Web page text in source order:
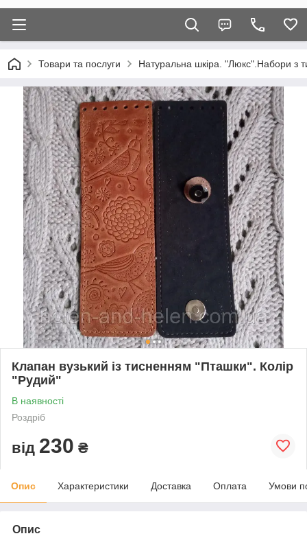
Товари та послуги Натуральна шкіра. "Люкс".Набори з
Клапан вузький із тисненням "Пташки". Колір
"Рудий"
В наявності
Роздріб
від 230 ₴
Опис Характеристики Доставка Оплата Умови
Опис